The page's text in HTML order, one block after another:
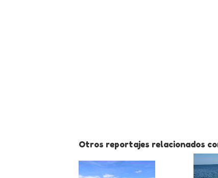
Otros reportajes relacionados